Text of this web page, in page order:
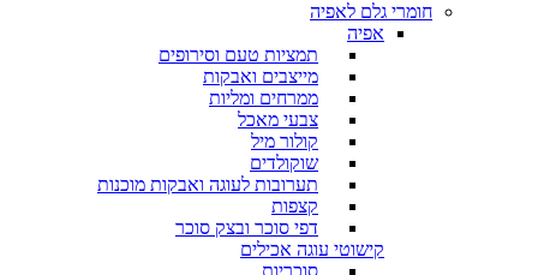
חומרי גלם לאפיה
אפיה
תמציות טעם וסירופים
מייצבים ואבקות
ממרחים ומליות
צבעי מאכל
קולור מיל
שוקולדים
תערובות לעוגה ואבקות מוכנות
קצפות
דפי סוכר ובצק סוכר
קישוטי עוגה אכילים